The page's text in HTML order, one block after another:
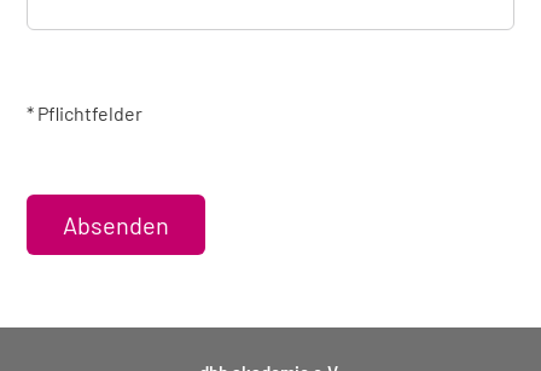
* Pflichtfelder
Absenden